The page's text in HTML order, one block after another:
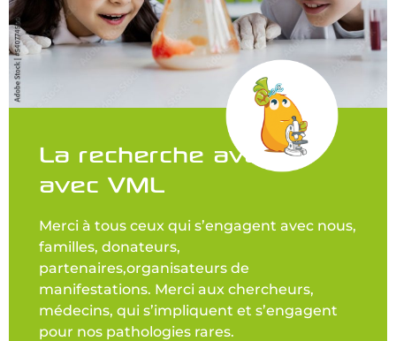
La recherche avance
avec VML
Merci à tous ceux qui s’engagent avec nous,
familles, donateurs,
partenaires,organisateurs de
manifestations. Merci aux chercheurs,
médecins, qui s’impliquent et s’engagent
pour nos pathologies rares.